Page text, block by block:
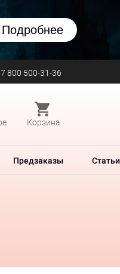
Подробнее
800 500-31-36
Корзина
Предзаказы Статьи